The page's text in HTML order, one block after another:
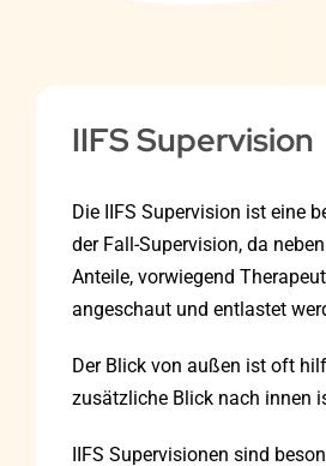
IIFS Supervision
Die IIFS Supervision ist eine
der Fall-Supervision, da
Anteile, vorwiegend
angeschaut und entlastet
Der Blick von außen ist oft
zusätzliche Blick nach innen
IIFS Supervisionen sind